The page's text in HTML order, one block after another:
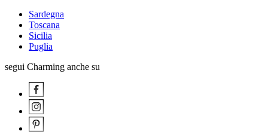
Sardegna
Toscana
Sicilia
Puglia
segui Charming anche su